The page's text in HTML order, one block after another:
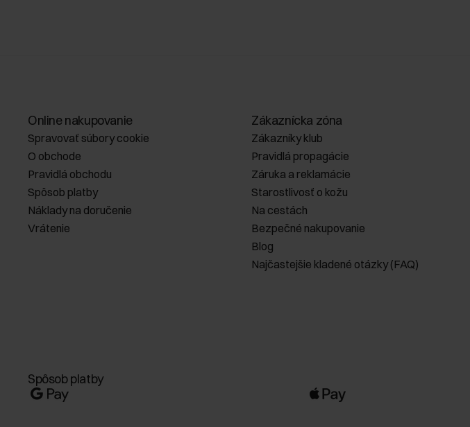
Online nakupovanie
Spravovať súbory cookie
O obchode
Pravidlá obchodu
Spôsob platby
Náklady na doručenie
Vrátenie
Zákaznícka zóna
Zákazníky klub
Pravidlá propagácie
Záruka a reklamácie
Starostlivosť o kožu
Na cestách
Bezpečné nakupovanie
Blog
Najčastejšie kladené otázky (FAQ)
Spôsob platby